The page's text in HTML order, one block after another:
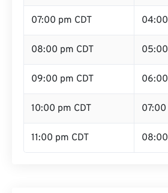
07:00 pm CDT
08:00 pm CDT
09:00 pm CDT
10:00 pm CDT
11:00 pm CDT